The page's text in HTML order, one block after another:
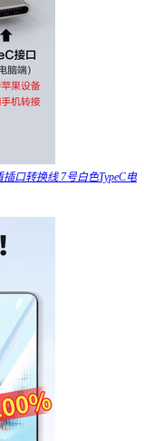
口转换线 7号白色TypeC电